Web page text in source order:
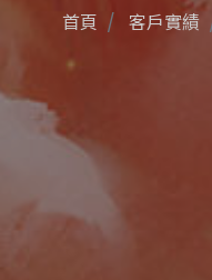
首頁 客戶實績